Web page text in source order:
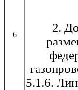
6
2.
5.1.6.